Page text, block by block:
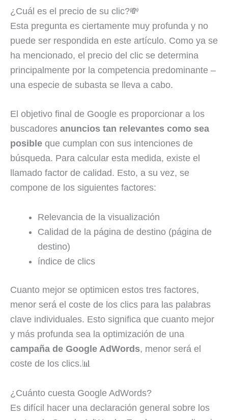
¿Cuál es el precio de su clic?💸
Esta pregunta es ciertamente muy profunda y no
puede ser respondida en este artículo. Como ya se
ha mencionado, el precio del clic se determina
principalmente por la competencia predominante –
una especie de subasta se lleva a cabo.
El objetivo final de Google es proporcionar a los
buscadores anuncios tan relevantes como sea
posible que cumplan con sus intenciones de
búsqueda. Para calcular esta medida, existe el
llamado factor de calidad. Esto, a su vez, se
compone de los siguientes factores:
Relevancia de la visualización
Calidad de la página de destino (página de
destino)
índice de clics
Cuanto mejor se optimicen estos tres factores,
menor será el coste de los clics para las palabras
clave individuales. Esto significa que cuanto mejor
y más profunda sea la optimización de una
campaña de Google AdWords, menor será el
coste de los clics.📊
¿Cuánto cuesta Google AdWords?
Es difícil hacer una declaración general sobre los